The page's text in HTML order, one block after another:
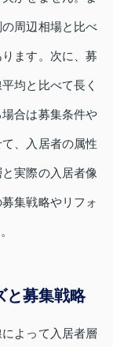
周辺相場と比べ
ます。次に、募
均と比べて長く
合は募集条件や
、入居者の属性
実際の入居者像
集戦略やリフォ
と募集戦略
よって入居者層